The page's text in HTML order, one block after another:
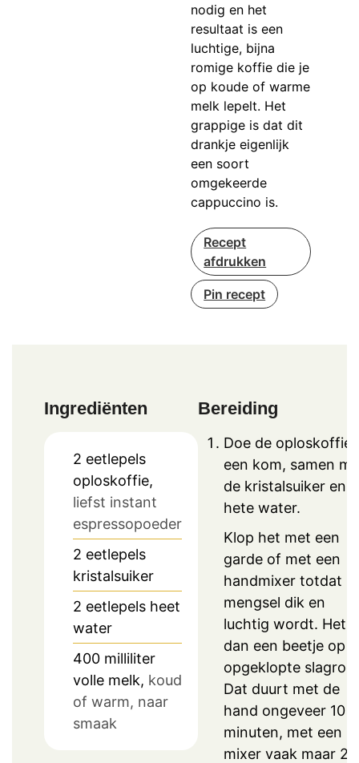
nodig en het
resultaat is een
luchtige, bijna
romige koffie die je
op koude of warme
melk lepelt. Het
grappige is dat dit
drankje eigenlijk
een soort
omgekeerde
cappuccino is.
Recept
afdrukken
Pin recept
Ingrediënten
2 eetlepels
oploskoffie,
liefst instant
espressopoeder
2 eetlepels
kristalsuiker
2 eetlepels heet
water
400 milliliter
volle melk, koud
of warm, naar
smaak
Bereiding
Doe de oploskoffie
een kom, samen
de kristalsuiker en
hete water.
Klop het met een
garde of met een
handmixer totdat
mengsel dik en
luchtig wordt. Het
dan een beetje op
opgeklopte
Dat duurt met de
hand ongeveer 10
minuten, met een
mixer vaak maar 2